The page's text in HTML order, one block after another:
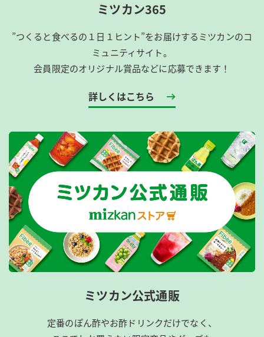
ミツカン365
”つくると食べるの１日１ヒント”をお届けするミツカンのコ
ミュニティサイト。
会員限定のオリジナル賞品などに応募できます！
詳しくはこちら
ミツカン公式通販
定番のぽん酢やお酢ドリンクだけでなく、